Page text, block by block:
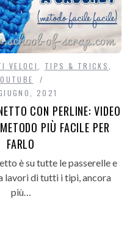
VELOCI TIPS & TRICKS
2021
CON PERLINE: VIDEO
PIÙ FACILE PER
FARLO
è su tutte le passerelle e
lavori di tutti i tipi, ancora
più…